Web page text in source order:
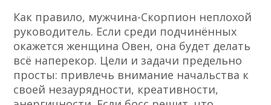
Как правило, мужчина-Скорпион неплохой
руководитель. Если среди подчинённых
окажется женщина Овен, она будет делать
всё наперекор. Цели и задачи предельно
просты: привлечь внимание начальства к
своей незаурядности, креативности,